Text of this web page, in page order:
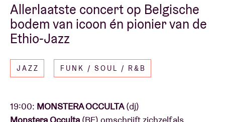
Allerlaatste concert op Belgische
bodem van icoon én pionier van de
Ethio-Jazz
JAZZ FUNK / SOUL / R&B
19:00: MONSTERA OCCULTA(dj)